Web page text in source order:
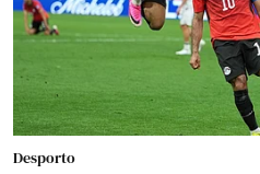
Desporto